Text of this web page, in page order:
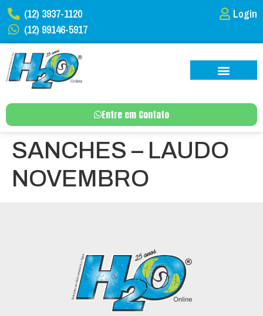
(12) 3937-1120
(12) 99146-5917
Login
Entre em Contato
SANCHES – LAUDO
NOVEMBRO